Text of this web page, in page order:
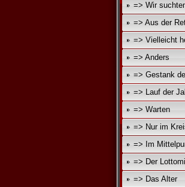
=> Wir
=> Aus der
=> Vielleicht
=> Anders
=> Gestank
=> Lauf der
=> Warten
=> Nur im
=> Im
=> Der
=> Das Alter